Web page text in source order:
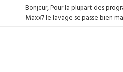
Bonjour, Pour la plupart des
Maxx7 le lavage se passe bien